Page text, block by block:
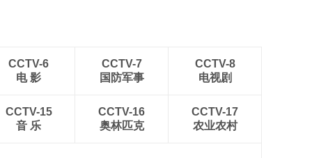
CCTV-6
电 影
CCTV-7
国防军事
CCTV-8
电视剧
CCTV-15
音 乐
CCTV-16
奥林匹克
CCTV-17
农业农村